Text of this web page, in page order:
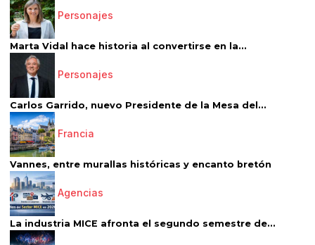
Personajes
Marta Vidal hace historia al convertirse en la...
Personajes
Carlos Garrido, nuevo Presidente de la Mesa del...
Francia
Vannes, entre murallas históricas y encanto bretón
Agencias
La industria MICE afronta el segundo semestre de...